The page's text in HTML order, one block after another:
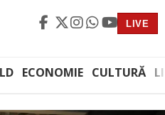
LIVE
ECONOMIE CULTURĂ